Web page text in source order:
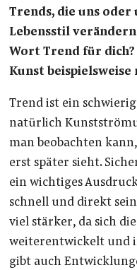
Trends, die uns
Lebensstil
Wort Trend für dich?
Kunst beispielsweise
Trend ist ein
natürlich
man beobachten
erst später sieht.
ein wichtiges
schnell und direkt
viel stärker, da sich
weiterentwickelt und
gibt auch